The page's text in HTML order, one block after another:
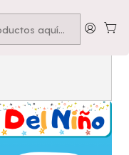
mínima $50.000